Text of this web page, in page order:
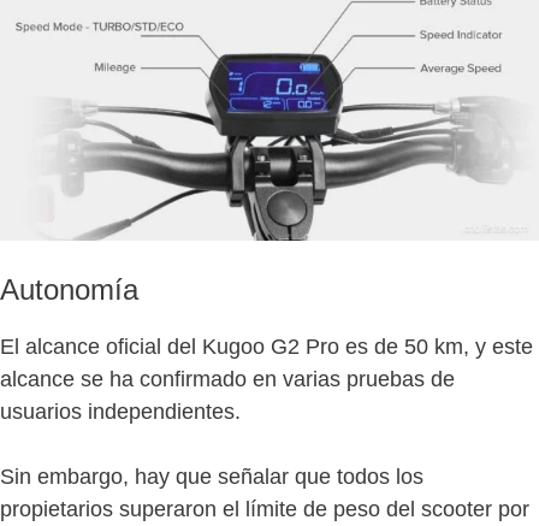
Autonomía
El alcance oficial del Kugoo G2 Pro es de 50 km, y este
alcance se ha confirmado en varias pruebas de
usuarios independientes.
Sin embargo, hay que señalar que todos los
propietarios superaron el límite de peso del scooter por